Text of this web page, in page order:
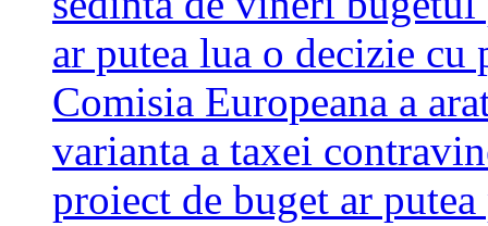
ar putea lua o decizie
Comisia Europeana a
varianta a taxei
proiect de buget ar